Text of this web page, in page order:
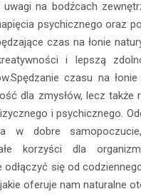
uwagi na bodźcach
psychicznego oraz
czas na łonie
i lepszą
czasu na
dla zmysłów, lecz także
i psychicznego.
w dobre
korzyści dla
odłączyć się od
oferuje nam naturalne